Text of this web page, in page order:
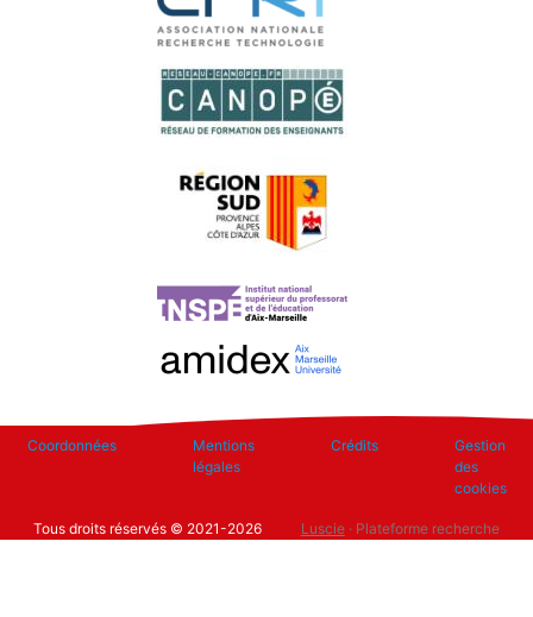
Coordonnées
Mentions
légales
Crédits
Gestion
des
cookies
Tous droits réservés © 2021-2026 Luscie· Plateforme recherche